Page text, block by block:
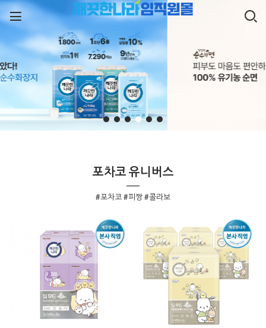
포차코 유니버스
#포차코 #피짱 #콜라보